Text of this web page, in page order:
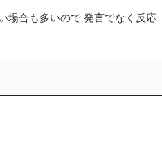
場合も多いので 発言でなく反応